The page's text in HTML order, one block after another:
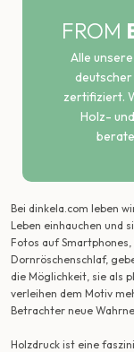
FROM
Alle
zertifiziert.
Holz-
Bei dinkela.com leben
Leben einhauchen und
Fotos auf
Dornröschenschlaf,
die Möglichkeit, sie als
verleihen dem Motiv
Betrachter neue
Holzdruck ist eine